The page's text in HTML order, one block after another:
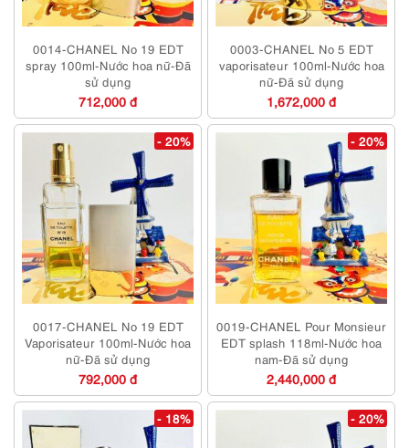
0014-CHANEL No 19 EDT
spray 100ml-Nước hoa nữ-Đã
sử dụng
712,000 đ
0003-CHANEL No 5 EDT
vaporisateur 100ml-Nước hoa
nữ-Đã sử dụng
1,672,000 đ
- 20%
0017-CHANEL No 19 EDT
Vaporisateur 100ml-Nước hoa
nữ-Đã sử dụng
792,000 đ
- 20%
0019-CHANEL Pour Monsieur
EDT splash 118ml-Nước hoa
nam-Đã sử dụng
2,440,000 đ
- 18% - 20%